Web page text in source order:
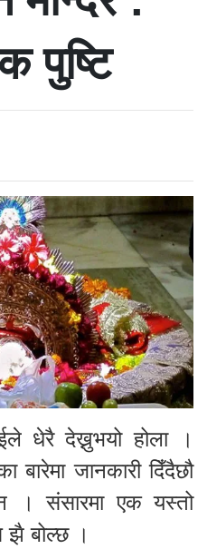
पुष्टि
धेरै देख्नुभयो होला ।
बारेमा जानकारी दिँदैछौ
। संसारमा एक यस्तो
झै बोल्छ ।